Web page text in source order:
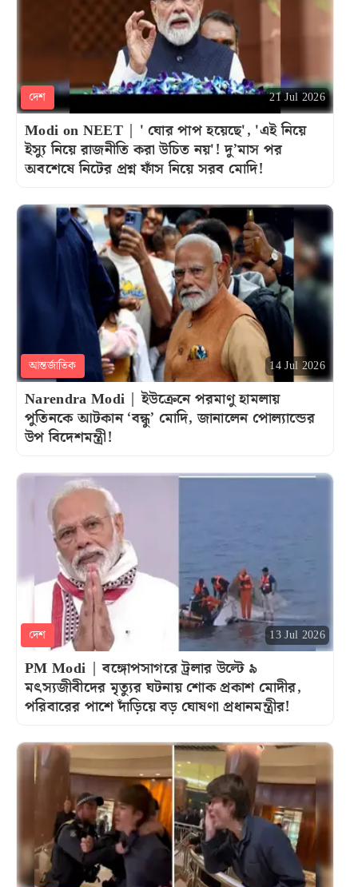
দেশ 21 Jul 2026
Modi on NEET | ' ঘোর পাপ হয়েছে', 'এই নিয়ে
ইস্যু নিয়ে রাজনীতি করা উচিত নয়'! দু’মাস পর
অবশেষে নিটের প্রশ্ন ফাঁস নিয়ে সরব মোদি!
আন্তর্জাতিক 14 Jul 2026
Narendra Modi | ইউক্রেনে পরমাণু হামলায়
পুতিনকে আটকান ‘বন্ধু’ মোদি, জানালেন পোল্যান্ডের
উপ বিদেশমন্ত্রী!
দেশ 13 Jul 2026
PM Modi | বঙ্গোপসাগরে ট্রলার উল্টে ৯
মৎস্যজীবীদের মৃত্যুর ঘটনায় শোক প্রকাশ মোদীর,
পরিবারের পাশে দাঁড়িয়ে বড় ঘোষণা প্রধানমন্ত্রীর!